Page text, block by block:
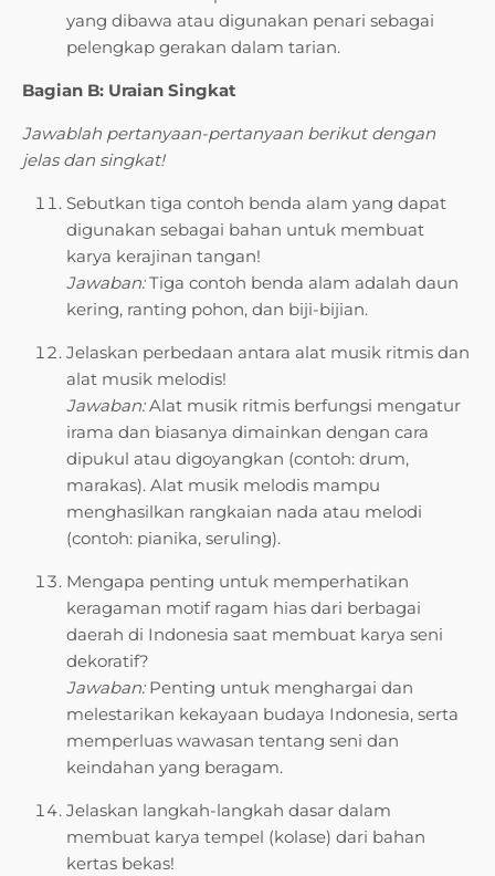
yang dibawa atau digunakan penari sebagai
pelengkap gerakan dalam tarian.
Bagian B: Uraian Singkat
Jawablah pertanyaan-pertanyaan berikut dengan
jelas dan singkat!
Sebutkan tiga contoh benda alam yang dapat
digunakan sebagai bahan untuk membuat
karya kerajinan tangan!
Jawaban:Tiga contoh benda alam adalah daun
kering, ranting pohon, dan biji-bijian.
Jelaskan perbedaan antara alat musik ritmis dan
alat musik melodis!
Jawaban:Alat musik ritmis berfungsi mengatur
irama dan biasanya dimainkan dengan cara
dipukul atau digoyangkan (contoh: drum,
marakas). Alat musik melodis mampu
menghasilkan rangkaian nada atau melodi
(contoh: pianika, seruling).
Mengapa penting untuk memperhatikan
keragaman motif ragam hias dari berbagai
daerah di Indonesia saat membuat karya seni
dekoratif?
Jawaban:Penting untuk menghargai dan
melestarikan kekayaan budaya Indonesia, serta
memperluas wawasan tentang seni dan
keindahan yang beragam.
Jelaskan langkah-langkah dasar dalam
membuat karya tempel (kolase) dari bahan
kertas bekas!